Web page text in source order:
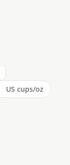
US cups/oz